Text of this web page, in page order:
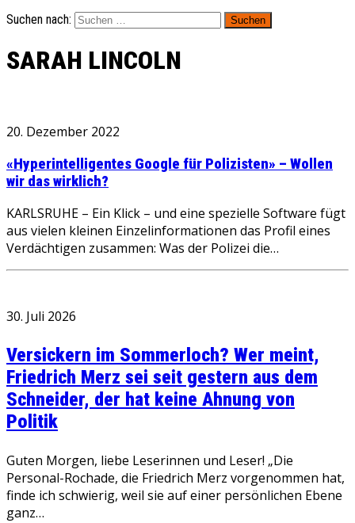
Suchen nach:
SARAH LINCOLN
20. Dezember 2022
«Hyperintelligentes Google für Polizisten» – Wollen
wir das wirklich?
KARLSRUHE – Ein Klick – und eine spezielle Software fügt
aus vielen kleinen Einzelinformationen das Profil eines
Verdächtigen zusammen: Was der Polizei die…
30. Juli 2026
Versickern im Sommerloch? Wer meint,
Friedrich Merz sei seit gestern aus dem
Schneider, der hat keine Ahnung von
Politik
Guten Morgen, liebe Leserinnen und Leser! „Die
Personal-Rochade, die Friedrich Merz vorgenommen hat,
finde ich schwierig, weil sie auf einer persönlichen Ebene
ganz…